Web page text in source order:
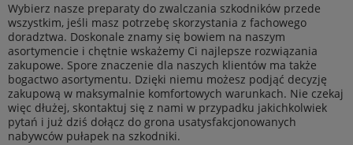
Wybierz nasze preparaty do zwalczania szkodników przede
wszystkim, jeśli masz potrzebę skorzystania z fachowego
doradztwa. Doskonale znamy się bowiem na naszym
asortymencie i chętnie wskażemy Ci najlepsze rozwiązania
zakupowe. Spore znaczenie dla naszych klientów ma także
bogactwo asortymentu. Dzięki niemu możesz podjąć decyzję
zakupową w maksymalnie komfortowych warunkach. Nie czekaj
więc dłużej, skontaktuj się z nami w przypadku jakichkolwiek
pytań i już dziś dołącz do grona usatysfakcjonowanych
nabywców pułapek na szkodniki.